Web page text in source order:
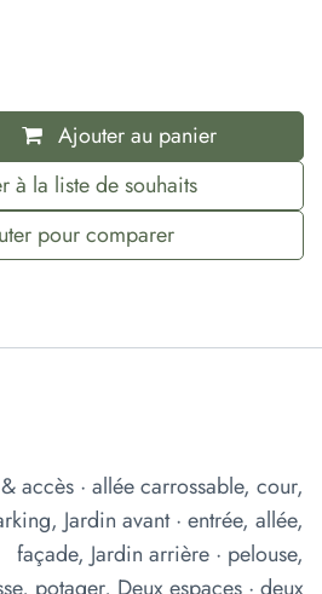
Ajouter au panier
pour comparer
à la liste de souhaits
accès · allée carrossable, cour,
, Jardin avant · entrée, allée,
façade, Jardin arrière · pelouse,